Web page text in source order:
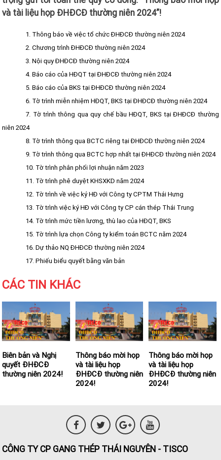
và tài liệu họp ĐHĐCĐ thường niên 2024”!
1. Thông báo về việc tổ chức ĐHĐCĐ thường niên 2024
2. Chương trình ĐHĐCĐ thường niên 2024
3. Nội quy ĐHĐCĐ thường niên 2024
4. Báo cáo của HĐQT tại ĐHĐCĐ thường niên 2024
5. Báo cáo của BKS tại ĐHĐCĐ thường niên 2024
6. Tờ trình miễn nhiệm HĐQT, BKS tại ĐHĐCĐ thường niên 2024
7. Tờ trình thông qua quy chế bầu HĐQT, BKS tại ĐHĐCĐ thường
niên 2024
8. Tờ trình thông qua BCTC riêng tại ĐHĐCĐ thường niên 2024
9. Tờ trình thông qua BCTC hợp nhất tại ĐHĐCĐ thường niên 2024
10. Tờ trình phân phối lợi nhuận năm 2023
11. Tờ trình phê duyệt KHSXKD năm 2024
12. Tờ trình về việc ký HĐ với Công ty CPTM Thái Hưng
13. Tờ trình việc ký HĐ với Công ty CP cán thép Thái Trung
14. Tờ trình mức tiền lương, thù lao của HĐQT, BKS
15. Tờ trình lựa chọn Công ty kiểm toán BCTC năm 2024
16. Dự thảo NQ ĐHĐCĐ thường niên 2024
17. Phiếu biểu quyết bằng văn bản
CÁC TIN KHÁC
Biên bản và Nghị
quyết ĐHĐCĐ
thường niên 2024!
Thông báo mời họp
và tài liệu họp
ĐHĐCĐ thường niên
2024!
Thông báo mời họp
và tài liệu họp
ĐHĐCĐ thường niên
2024!
CÔNG TY CP GANG THÉP THÁI NGUYÊN - TISCO